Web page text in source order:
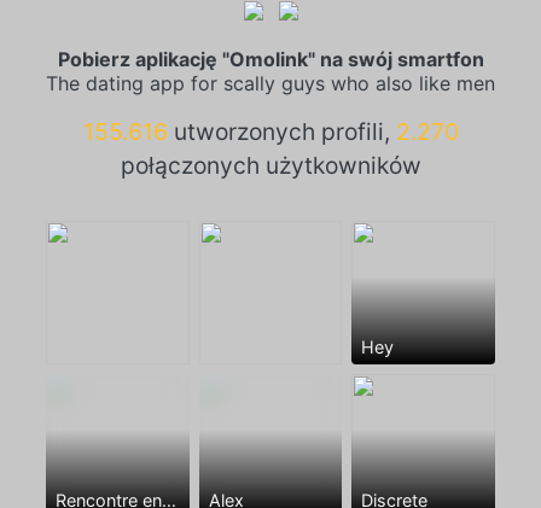
Pobierz aplikację "Omolink" na swój smartfon
The dating app for scally guys who also like men
155.616 utworzonych profili, 2.270
połączonych użytkowników
Hey
Rencontre entre mecs Alex Discrete